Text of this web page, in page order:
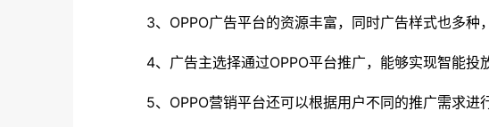
3、OPPO广告平台的资源丰富，同时广告样式也多种
4、广告主选择通过OPPO平台推广，能够实现智能投
5、OPPO营销平台还可以根据用户不同的推广需求进